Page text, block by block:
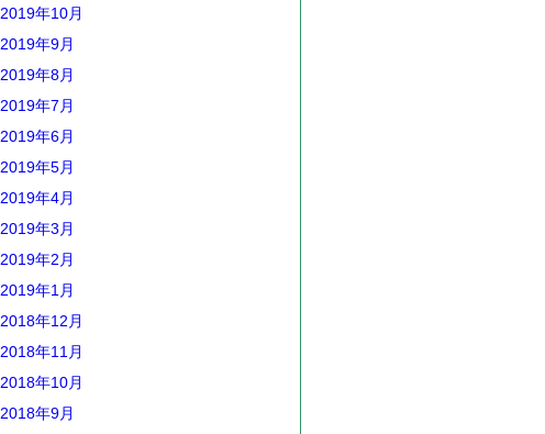
2019年10月
2019年9月
2019年8月
2019年7月
2019年6月
2019年5月
2019年4月
2019年3月
2019年2月
2019年1月
2018年12月
2018年11月
2018年10月
2018年9月